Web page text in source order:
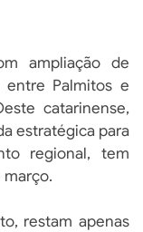
ampliação de
entre Palmitos e
catarinense,
estratégica para
regional, tem
restam apenas